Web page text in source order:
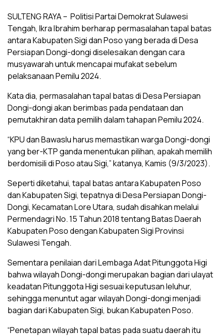
SULTENG RAYA – Politisi Partai Demokrat Sulawesi
Tengah, Ikra Ibrahim berharap permasalahan tapal batas
antara Kabupaten Sigi dan Poso yang berada di Desa
Persiapan Dongi-dongi diselesaikan dengan cara
musyawarah untuk mencapai mufakat sebelum
pelaksanaan Pemilu 2024.
Kata dia, permasalahan tapal batas di Desa Persiapan
Dongi-dongi akan berimbas pada pendataan dan
pemutakhiran data pemilih dalam tahapan Pemilu 2024.
“KPU dan Bawaslu harus memastikan warga Dongi-dongi
yang ber-KTP ganda menentukan pilihan, apakah memilih
berdomisili di Poso atau Sigi,” katanya, Kamis (9/3/2023).
Seperti diketahui, tapal batas antara Kabupaten Poso
dan Kabupaten Sigi, tepatnya di Desa Persiapan Dongi-
Dongi, Kecamatan Lore Utara, sudah disahkan melalui
Permendagri No. 15 Tahun 2018 tentang Batas Daerah
Kabupaten Poso dengan Kabupaten Sigi Provinsi
Sulawesi Tengah.
Sementara penilaian dari Lembaga Adat Pitunggota Higi
bahwa wilayah Dongi-dongi merupakan bagian dari ulayat
keadatan Pitunggota Higi sesuai keputusan leluhur,
sehingga menuntut agar wilayah Dongi-dongi menjadi
bagian dari Kabupaten Sigi, bukan Kabupaten Poso.
“Penetapan wilayah tapal batas pada suatu daerah itu